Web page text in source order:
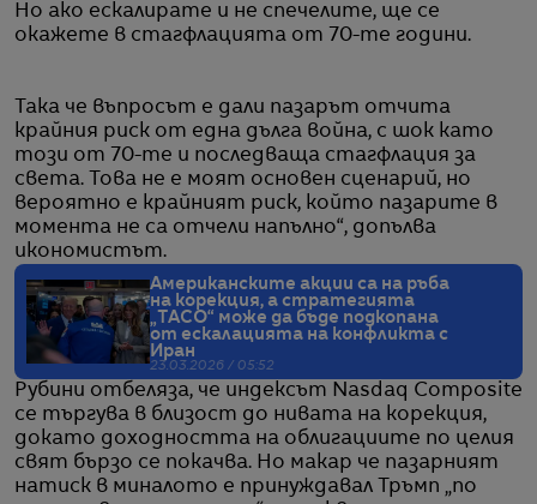
Но ако ескалирате и не спечелите, ще се
окажете в стагфлацията от 70-те години.
Така че въпросът е дали пазарът отчита
крайния риск от една дълга война, с шок като
този от 70-те и последваща стагфлация за
света. Това не е моят основен сценарий, но
вероятно е крайният риск, който пазарите в
момента не са отчели напълно“, допълва
икономистът.
Американските акции са на ръба
на корекция, а стратегията
„TACO“ може да бъде подкопана
от ескалацията на конфликта с
Иран
23.03.2026 / 05:52
Рубини отбеляза, че индексът Nasdaq Composite
се търгува в близост до нивата на корекция,
докато доходността на облигациите по целия
свят бързо се покачва. Но макар че пазарният
натиск в миналото е принуждавал Тръмп „по